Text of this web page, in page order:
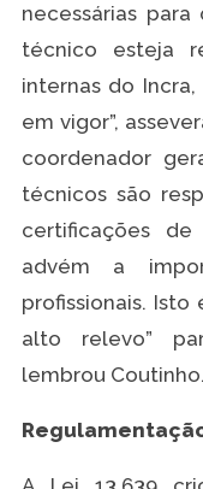
necessárias
técnico esteja
internas do
em vigor”,
coordenador
técnicos são
certificações
advém a
profissionais.
alto relevo”
lembrou Coutinho.